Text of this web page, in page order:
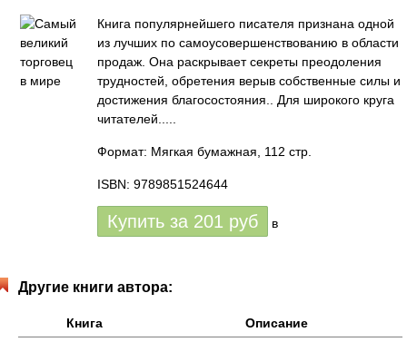
Книга популярнейшего писателя признана одной
из лучших по самоусовершенствованию в области
продаж. Она раскрывает секреты преодоления
трудностей, обретения верыв собственные силы и
достижения благосостояния.. Для широкого круга
читателей.....
Формат: Мягкая бумажная, 112 стр.
ISBN: 9789851524644
Купить за 201 руб в
Другие книги автора:
Книга
Описание